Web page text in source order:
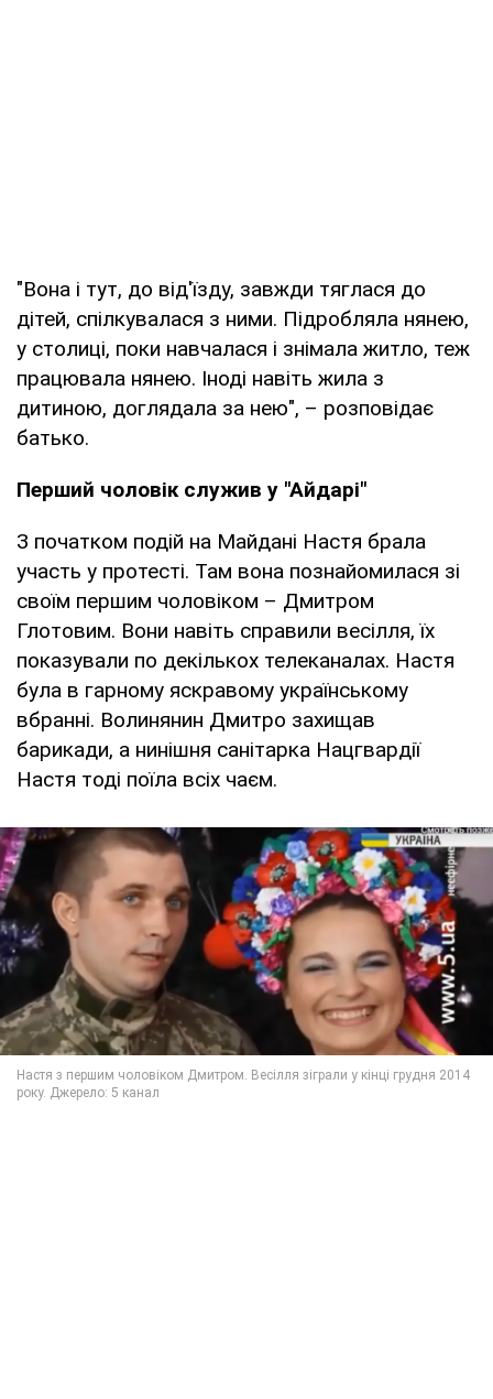
"Вона і тут, до від'їзду, завжди тяглася до
дітей, спілкувалася з ними. Підробляла нянею,
у столиці, поки навчалася і знімала житло, теж
працювала нянею. Іноді навіть жила з
дитиною, доглядала за нею", – розповідає
батько.
Перший чоловік служив у "Айдарі"
З початком подій на Майдані Настя брала
участь у протесті. Там вона познайомилася зі
своїм першим чоловіком – Дмитром
Глотовим. Вони навіть справили весілля, їх
показували по декількох телеканалах. Настя
була в гарному яскравому українському
вбранні. Волинянин Дмитро захищав
барикади, а нинішня санітарка Нацгвардії
Настя тоді поїла всіх чаєм.